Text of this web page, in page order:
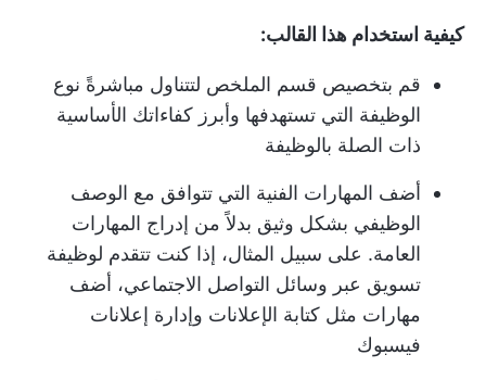
كيفية استخدام هذا القالب:
قم بتخصيص قسم الملخص لتتناول مباشرةً نوع
الوظيفة التي تستهدفها وأبرز كفاءاتك الأساسية
ذات الصلة بالوظيفة
أضف المهارات الفنية التي تتوافق مع الوصف
الوظيفي بشكل وثيق بدلاً من إدراج المهارات
العامة. على سبيل المثال، إذا كنت تتقدم لوظيفة
تسويق عبر وسائل التواصل الاجتماعي، أضف
مهارات مثل كتابة الإعلانات وإدارة إعلانات
فيسبوك